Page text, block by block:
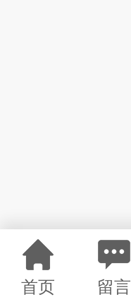
首页 留言